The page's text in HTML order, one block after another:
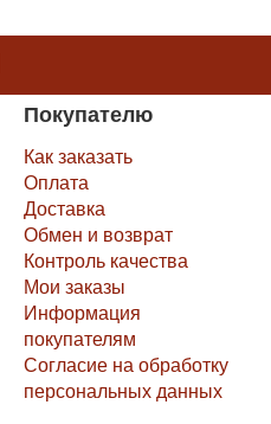
Покупателю
Как заказать
Оплата
Доставка
Обмен и возврат
Контроль качества
Мои заказы
Информация
покупателям
Согласие на обработку
персональных данных